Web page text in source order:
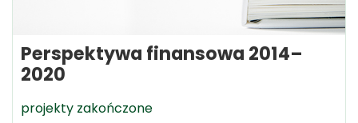
Perspektywa finansowa 2014–
2020
projekty zakończone